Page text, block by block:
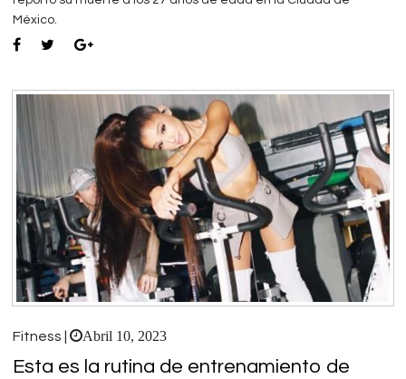
México.
Fitness | Abril 10, 2023
Esta es la rutina de entrenamiento de